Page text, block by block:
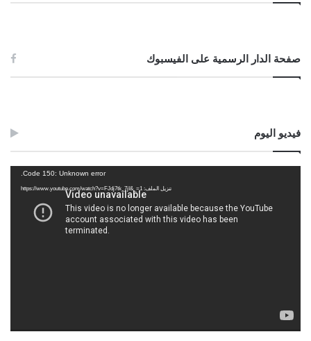
صفحة الدار الرسمية على الفيسبوك
فيديو اليوم
Code 150: Unknown error.
تنزيل الملف: https://www.youtube.com/watch?v=FJdj7tk_7jI&_=1